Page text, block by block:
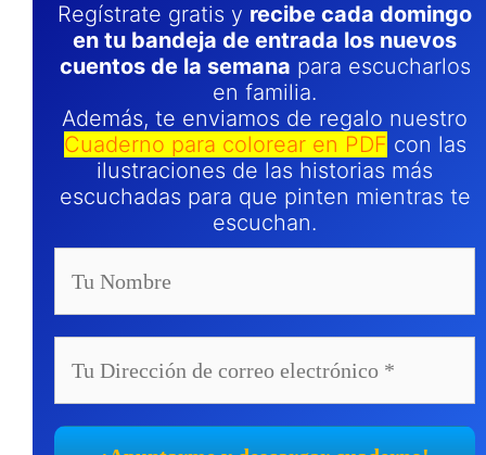
Regístrate gratis y recibe cada domingo
en tu bandeja de entrada los nuevos
cuentos de la semana para escucharlos
en familia.
Además, te enviamos de regalo nuestro
Cuaderno para colorear en PDF con las
ilustraciones de las historias más
escuchadas para que pinten mientras te
escuchan.